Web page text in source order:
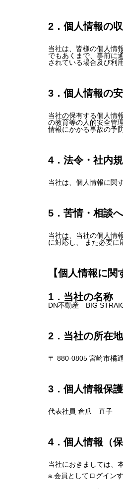
2．個人情報の
当社は、皆様の個人情
でもあくまで、事前に
されている場合及び利
3．個人情報の
当社の保有する個人情
の教育等の人的安全管
情報にかかる事故の予
4．法令・社内
当社は、個人情報に関
5．苦情・相談
当社は、当社の個人情
に対応し、 また必要に
【個人情報に関
1．当社の名称
DN不動産 BIG
2．当社の所在地
〒 880-0805 宮崎市
3．個人情報保
代表社員 倉爪 直子
4．個人情報（
当社におきましては、
a.会員としてログイン